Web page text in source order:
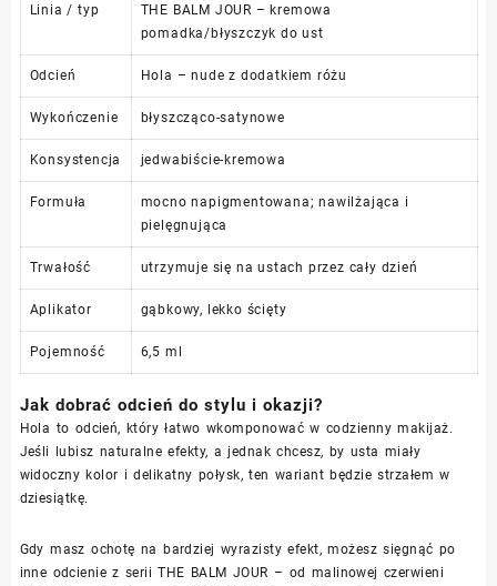
Linia / typ
THE BALM JOUR – kremowa
pomadka/błyszczyk do ust
Odcień Hola – nude z dodatkiem różu
Wykończenie błyszcząco-satynowe
Konsystencja jedwabiście-kremowa
Formuła
mocno napigmentowana; nawilżająca i
pielęgnująca
Trwałość utrzymuje się na ustach przez cały dzień
Aplikator gąbkowy, lekko ścięty
Pojemność 6,5 ml
Jak dobrać odcień do stylu i okazji?
Hola to odcień, który łatwo wkomponować w codzienny makijaż.
Jeśli lubisz naturalne efekty, a jednak chcesz, by usta miały
widoczny kolor i delikatny połysk, ten wariant będzie strzałem w
dziesiątkę.
Gdy masz ochotę na bardziej wyrazisty efekt, możesz sięgnąć po
inne odcienie z serii THE BALM JOUR – od malinowej czerwieni